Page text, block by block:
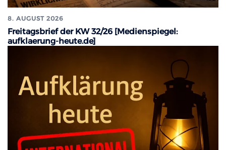
8. AUGUST 2026
Freitagsbrief der KW 32/26 [Medienspiegel:
aufklaerung-heute.de]